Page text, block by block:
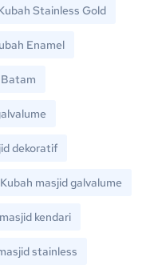
Stainless Gold
Enamel
dekoratif
Kubah masjid galvalume
kendari
stainless